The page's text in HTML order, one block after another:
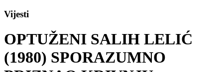
Vijesti
OPTUŽENI SALIH LELIĆ
(1980) SPORAZUMNO